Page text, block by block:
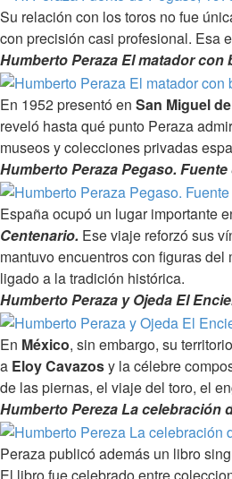
Su relación con los toros no fue
con precisión casi profesional. Esa
Humberto Peraza El matador con
En 1952 presentó en San Miguel
reveló hasta qué punto Peraza
museos y colecciones privadas
Humberto Peraza Pegaso.
España ocupó un lugar importante
Centenario. Ese viaje reforzó sus
mantuvo encuentros con figuras
ligado a la tradición histórica.
Humberto Peraza y Ojeda El
En México, sin embargo, su
a Eloy Cavazosy la célebre
de las piernas, el viaje del toro, el
Humberto Pereza La celebración
Peraza publicó además un libro
El libro fue celebrado entre